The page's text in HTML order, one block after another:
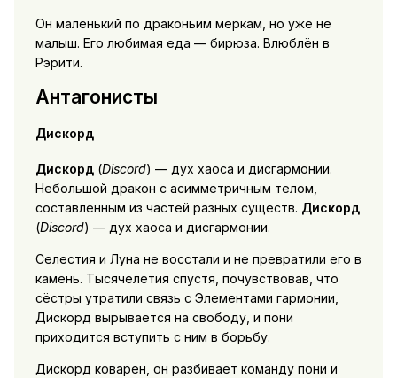
Он маленький по драконьим меркам, но уже не
малыш. Его любимая еда — бирюза. Влюблён в
Рэрити.
Антагонисты
Дискорд
Дискорд(Discord) — дух хаоса и дисгармонии.
Небольшой дракон с асимметричным телом,
составленным из частей разных существ. Дискорд
(Discord) — дух хаоса и дисгармонии.
Селестия и Луна не восстали и не превратили его в
камень. Тысячелетия спустя, почувствовав, что
сёстры утратили связь с Элементами гармонии,
Дискорд вырывается на свободу, и пони
приходится вступить с ним в борьбу.
Дискорд коварен, он разбивает команду пони и